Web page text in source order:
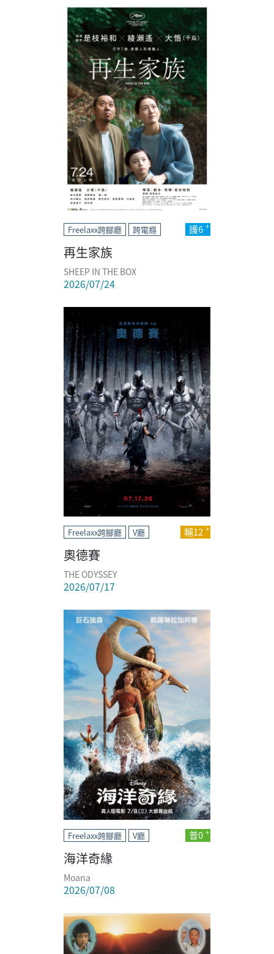
Freelaxx跨腳廳 跨電癮 護6
再生家族
SHEEP IN THE BOX
2026/07/24
Freelaxx跨腳廳 V廳 輔12
奧德賽
THE ODYSSEY
2026/07/17
Freelaxx跨腳廳 V廳 普0
海洋奇緣
Moana
2026/07/08